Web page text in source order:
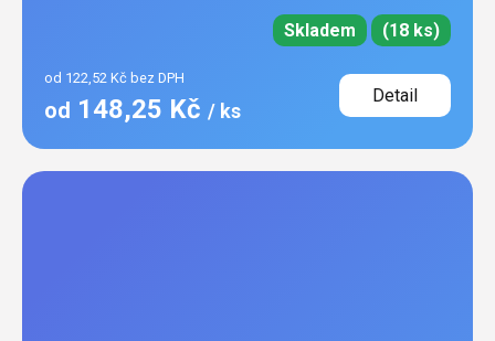
Skladem (18 ks)
od 122,52 Kč bez DPH
od 148,25 Kč / ks
Detail